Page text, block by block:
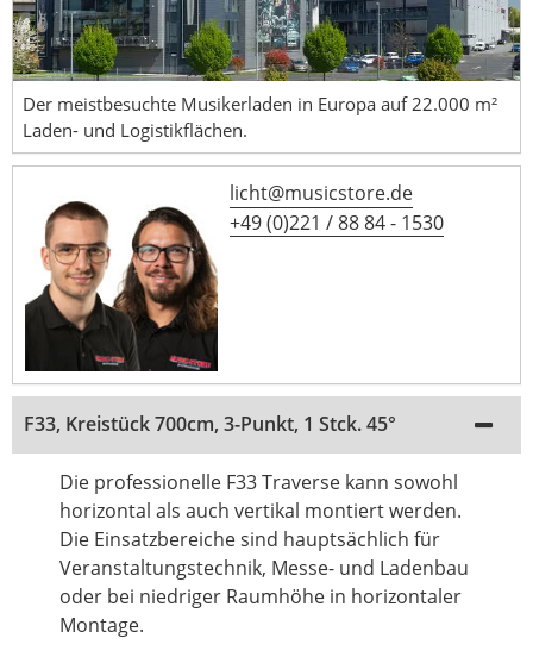
Der meistbesuchte Musikerladen in Europa auf 22.000 m²
Laden- und Logistikflächen.
licht@musicstore.de
+49 (0)221 / 88 84 - 1530
F33, Kreistück 700cm, 3-Punkt, 1 Stck. 45°
Die professionelle F33 Traverse kann sowohl
horizontal als auch vertikal montiert werden.
Die Einsatzbereiche sind hauptsächlich für
Veranstaltungstechnik, Messe- und Ladenbau
oder bei niedriger Raumhöhe in horizontaler
Montage.